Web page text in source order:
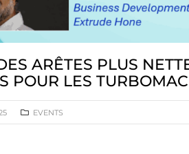
ARÊTES PLUS
POUR LES
EVENTS